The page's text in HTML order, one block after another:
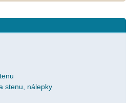
stenu, nálepky